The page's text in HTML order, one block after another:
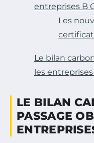
entreprises B
Les
Le bilan
les
LE BILAN
PASSAGE